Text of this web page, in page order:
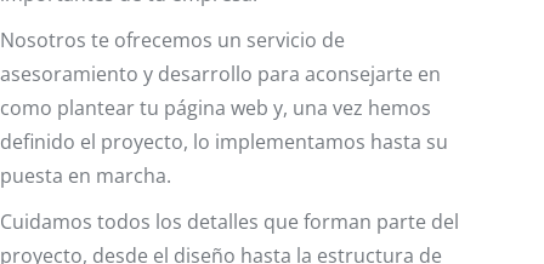
Nosotros te ofrecemos un servicio de
asesoramiento y desarrollo para aconsejarte en
como plantear tu página web y, una vez hemos
definido el proyecto, lo implementamos hasta su
puesta en marcha.
Cuidamos todos los detalles que forman parte del
proyecto, desde el diseño hasta la estructura de